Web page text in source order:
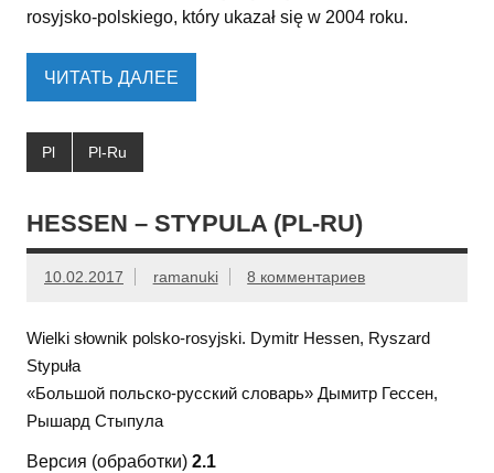
rosyjsko-polskiego, który ukazał się w 2004 roku.
ЧИТАТЬ ДАЛЕЕ
Pl Pl-Ru
HESSEN – STYPULA (PL-RU)
10.02.2017 ramanuki 8 комментариев
Wielki słownik polsko-rosyjski. Dymitr Hessen, Ryszard
Stypuła
«Большой польско-русский словарь» Дымитр Гессен,
Рышард Стыпула
Версия (обработки) 2.1